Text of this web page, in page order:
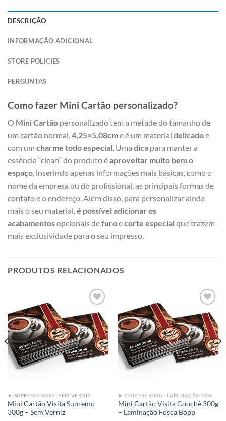
DESCRIÇÃO
INFORMAÇÃO ADICIONAL
STORE POLICIES
PERGUNTAS
Como fazer Mini Cartão personalizado?
O Mini Cartão personalizado tem a metade do tamanho de
um cartão normal,4,25×5,08cme é um material delicadoe
com um charme todo especial. Uma dica para manter a
essência “clean” do produto éaproveitar muito bem o
espaço, inserindo apenas informações mais básicas, como o
nome da empresa ou do profissional, as principais formas de
contato e o endereço. Além disso, para personalizar ainda
mais o seu material,é possível adicionar os
acabamentosopcionais defuroecorte especial que trazem
mais exclusividade para o seu impresso.
PRODUTOS RELACIONADOS
Add to
wishlist
► SUPREMO 300G - SEM VERNIZ
Mini Cartão Visita Supremo
300g – Sem Verniz
Add to
wishlist
Mini Cartão Visita Couchê 300g
– Laminação Fosca Bopp